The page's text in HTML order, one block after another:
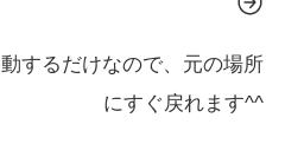
するだけなので、元の場所
にすぐ戻れます^^